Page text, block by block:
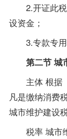
2.开证此税
设资金；
3.专款专用
第二节 城
主体 根据《
凡是缴纳消费
城市维护建设
税率 城市维